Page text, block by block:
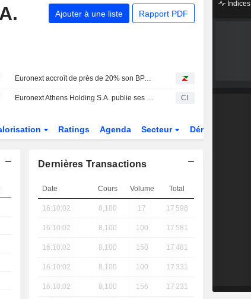
Ajouter à une liste Rapport PDF
Euronext accroît de près de 20% son BPA ajusté au 2e trimestre
Euronext Athens Holding S.A. publie ses résultats pour le premier semestre clos le 30 juin 2026 CI
Ratings Agenda Secteur Dérivés
Dernières Transactions
Date Cours Volume Total
16:10:02 8,100 17 17 598
16:10:02 8,100 100 17 581
16:10:02 8,100 150 17 481
16:10:02 8,100 100 17 331
16:10:02 8,100 156 17 231
Indices